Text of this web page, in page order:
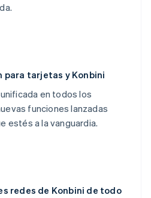
tarjetas y Konbini
en todos los
funciones lanzadas
estés a la vanguardia.
redes de Konbini de todo